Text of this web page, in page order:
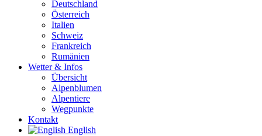
Deutschland
Österreich
Italien
Schweiz
Frankreich
Rumänien
Wetter & Infos
Übersicht
Alpenblumen
Alpentiere
Wegpunkte
Kontakt
English